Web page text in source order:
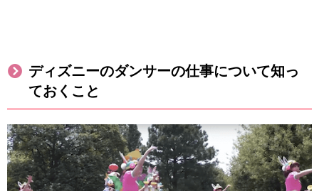
ディズニーのダンサーの仕事について知っ
ておくこと